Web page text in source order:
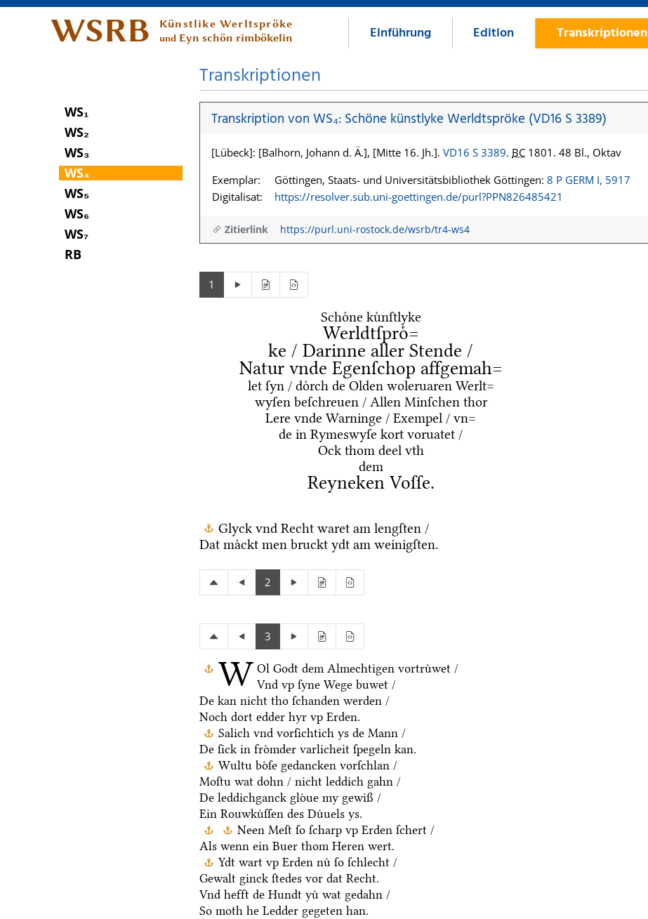
WSRB Künstlike Werltspröke
und Eyn schön rimbökelin Einführung Edition Transkriptionen
WS₁
WS₂
WS₃
WS₄
WS₅
WS₆
WS₇
RB
Transkriptionen
Transkription von WS₄: Schöne künstlyke Werldtspröke (VD16 S 3389)
[Lübeck]: [Balhorn, Johann d. Ä.], [Mitte 16. Jh.]. VD16 S 3389. BC 1801. 48 Bl., Oktav
Exemplar:
Göttingen, Staats- und Universitätsbibliothek Göttingen: 8 P GERM I, 5917
Digitalisat:
https://resolver.sub.uni-goettingen.de/purl?PPN826485421
Zitierlink https://purl.uni-rostock.de/wsrb/tr4-ws4
1
Schoͤne kuͤnſtlyke
Werldtſproͤ=
ke / Darinne aller Stende /
Natur vnde Egenſchop affgemah=
let ſyn / doͤrch de Olden woleruaren Werlt=
wyſen beſchreuen / Allen Minſchen thor
Lere vnde Warninge / Exempel / vn=
de in Rymeswyſe kort voruatet /
Ock thom deel vth
dem
Reyneken Voſſe.
Glyck vnd Recht waret am lengſten /
Dat maͤckt men bruckt ydt am weinigſten.
2
3
W Ol Godt dem Almechtigen vortruͤwet /
Vnd vp ſyne Wege buwet /
De kan nicht tho ſchanden werden /
Noch dort edder hyr vp Erden.
Salich vnd vorſichtich ys de Mann /
De ſick in froͤmder varlicheit ſpegeln kan.
Wultu boͤſe gedancken vorſchlan /
Moſtu wat dohn / nicht leddich gahn /
De leddichganck gloͤue my gewiß /
Ein Rouwkuͤſſen des Duͤuels ys.
Neen Meſt ſo ſcharp vp Erden ſchert /
Als wenn ein Buer thom Heren wert.
Ydt wart vp Erden nuͤ ſo ſchlecht /
Gewalt ginck ſtedes vor dat Recht.
Vnd hefft de Hundt yuͤ wat gedahn /
So moth he Ledder gegeten han.